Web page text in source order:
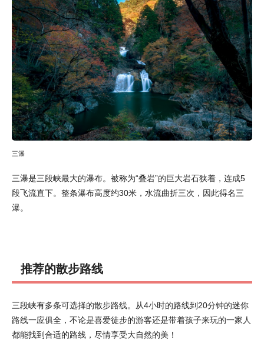
三瀑
三瀑是三段峡最大的瀑布。被称为“叠岩”的巨大岩石狭着，连成5
段飞流直下。整条瀑布高度约30米，水流曲折三次，因此得名三
瀑。
推荐的散步路线
三段峡有多条可选择的散步路线。从4小时的路线到20分钟的迷你
路线一应俱全，不论是喜爱徒步的游客还是带着孩子来玩的一家人
都能找到合适的路线，尽情享受大自然的美！